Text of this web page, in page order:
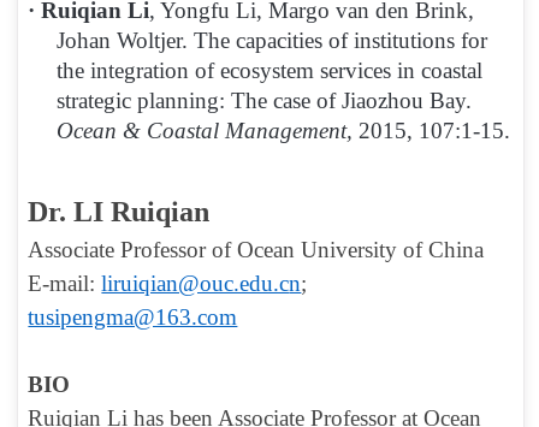
·Ruiqian Li, Yongfu Li, Margo van den Brink,
Johan Woltjer. The capacities of institutions for
the integration of ecosystem services in coastal
strategic planning: The case of Jiaozhou Bay.
Ocean & Coastal Management, 2015, 107:1-15.
Dr.LI Ruiqian
Associate Professor of Ocean University of China
E-mail: liruiqian@ouc.edu.cn;
tusipengma@163.com
BIO
Ruiqian Li has been Associate Professor at Ocean